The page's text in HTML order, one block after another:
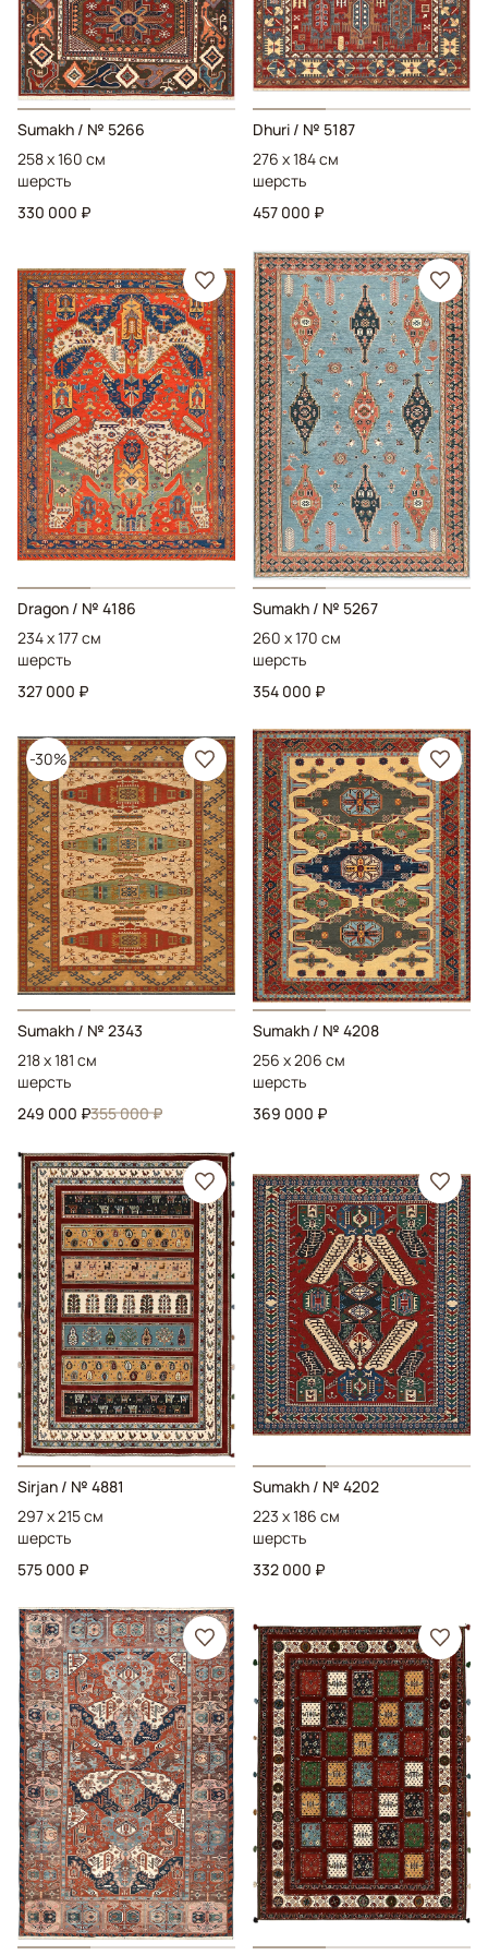
Sumakh / № 5266
258 x 160 см
шерсть
330 000 ₽
Dhuri / № 5187
276 x 184 см
шерсть
457 000 ₽
Dragon / № 4186
234 x 177 см
шерсть
327 000 ₽
Sumakh / № 5267
260 x 170 см
шерсть
354 000 ₽
-30%
Sumakh / № 2343
218 x 181 см
шерсть
249 000 ₽355 000 ₽
Sumakh / № 4208
256 x 206 см
шерсть
369 000 ₽
Sirjan / № 4881
297 x 215 см
шерсть
575 000 ₽
Sumakh / № 4202
223 x 186 см
шерсть
332 000 ₽